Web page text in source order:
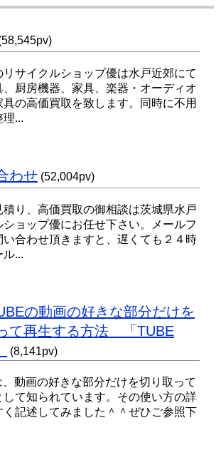
サイクルショップ優は水戸近郊にて
厨房機器、家具、楽器・オーディオ
の高価買取を致します。同時に不用
理...
わせ (52,004pv)
り、高価買取の御相談は茨城県水戸
ョップ優にお任せ下さい。メールフ
い合わせ頂きますと、遅くても２４時
ル...
の動画の好きな部分だけを
て再生する方法 「TUBE
(8,141pv)
動画の好きな部分だけを切り取って
て知られています。その使い方の詳
記述してみました＾＾ぜひご参照下